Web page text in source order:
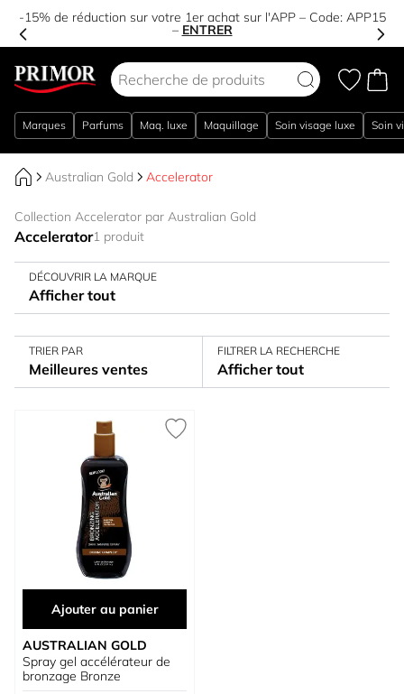
-15% de réduction sur votre 1er achat sur l'APP – Code: APP15
– ENTRER
Marques Parfums Maq. luxe Maquillage Soin visage luxe Soin
Australian Gold Accelerator
Collection Accelerator par Australian Gold
Accelerator1 produit
DÉCOUVRIR LA MARQUE
Afficher tout
TRIER PAR
Meilleures ventes
FILTRER LA RECHERCHE
Afficher tout
Ajouter au panier
AUSTRALIAN GOLD
Spray gel accélérateur de
bronzage Bronze